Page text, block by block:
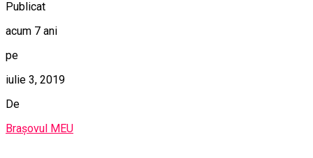
Publicat
acum 7 ani
pe
iulie 3, 2019
De
Brașovul MEU